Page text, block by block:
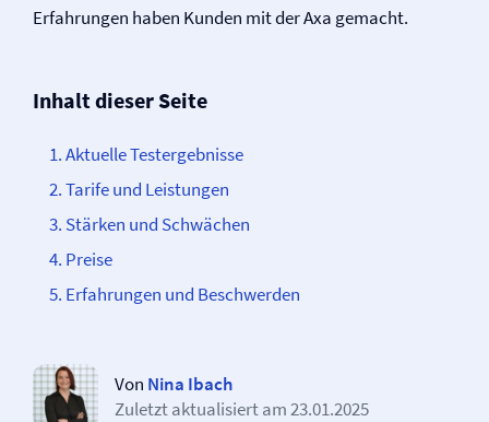
Erfahrungen haben Kunden mit der Axa gemacht.
Inhalt dieser Seite
Aktuelle Testergebnisse
Tarife und Leistungen
Stärken und Schwächen
Preise
Erfahrungen und Beschwerden
Von Nina Ibach
Zuletzt aktualisiert am23.01.2025